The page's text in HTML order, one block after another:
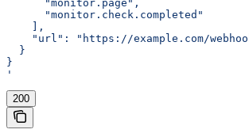
      "monitor.page",
      "monitor.check.completed"
    ],
"url": "https://example.com/
  }
}
'
200